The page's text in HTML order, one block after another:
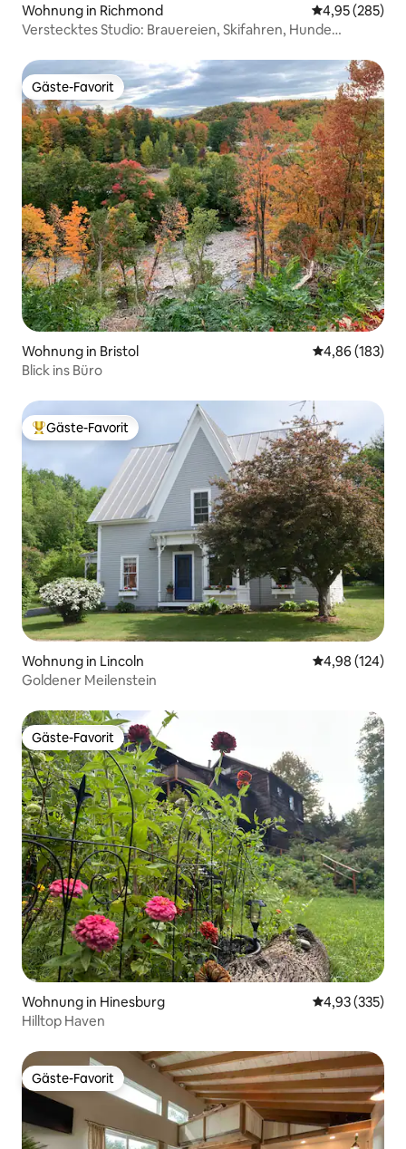
Wohnung in Richmond
4,95 (285)
Verstecktes Studio: Brauereien, Skifahren, Hunde
Gäste-Favorit
Gäste-Favorit
Wohnung in Bristol
4,86 (183)
Blick ins Büro
Beliebter Gäste-Favorit.
Gäste-Favorit
Wohnung in Lincoln
4,98 (124)
Goldener Meilenstein
Gäste-Favorit
Gäste-Favorit
Wohnung in Hinesburg
4,93 (335)
Hilltop Haven
Gäste-Favorit
Gäste-Favorit